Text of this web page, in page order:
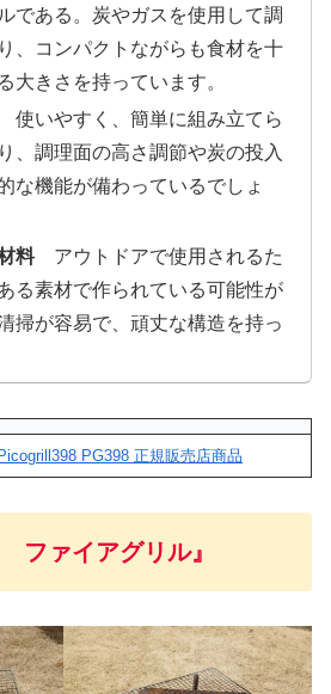
である。炭やガスを使用して調
、コンパクトながらも食材を十
大きさを持っています。
いやすく、簡単に組み立てら
、調理面の高さ調節や炭の投入
な機能が備わっているでしょ
料アウトドアで使用されるた
る素材で作られている可能性が
掃が容易で、頑丈な構造を持っ
PG398 正規販売店商品
ファイアグリル』